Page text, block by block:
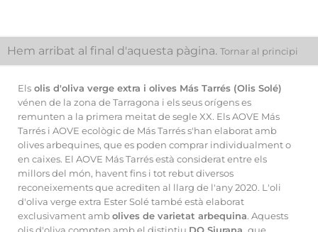
Hem arribat al final d'aquesta pàgina. Tornar al principi
Els olis d'oliva verge extra i olives Más Tarrés (Olis Solé)
vénen de la zona de Tarragona i els seus orígens es
remunten a la primera meitat de segle XX. Els AOVE Más
Tarrés i AOVE ecològic de Más Tarrés s'han elaborat amb
olives arbequines, que es poden comprar individualment o
en caixes. El AOVE Más Tarrés està considerat entre els
millors del món, havent fins i tot rebut diversos
reconeixements que acrediten al llarg de l'any 2020. L'oli
d'oliva verge extra Ester Solé també està elaborat
exclusivament ambolives de varietat arbequina. Aquests
olis d'oliva compten amb el distintiu DO Siurana, que